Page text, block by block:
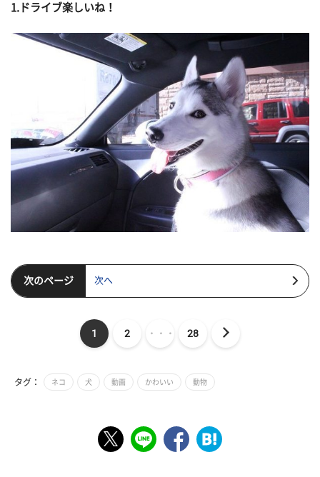
1.ドライブ楽しいね！
次のページ 次へ
1 2 ・・・ 28
タグ： ネコ 犬 動画 かわいい 動物